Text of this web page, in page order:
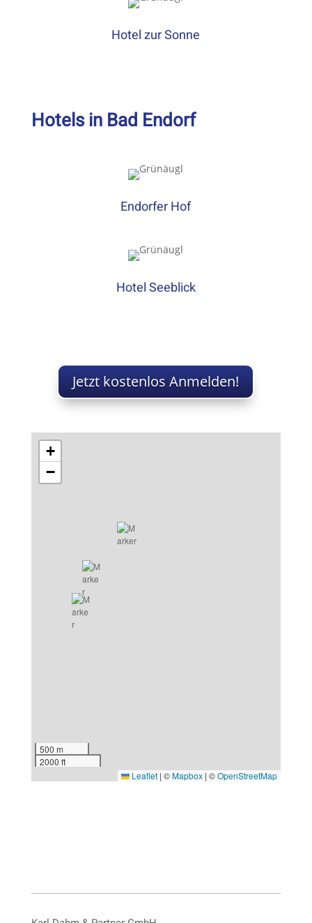
Hotel zur Sonne
Hotels in Bad Endorf
Endorfer Hof
Hotel Seeblick
Jetzt kostenlos Anmelden!
+
−
500 m
2000 ft
Leaflet | ©Mapbox | ©OpenStreetMap